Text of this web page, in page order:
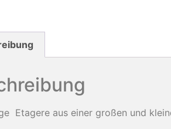
Etagere aus einer großen und